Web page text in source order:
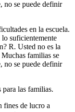
no se puede definir
en la escuela.
lo suficientemente
R. Usted no es la
Muchas familias se
no se puede definir
para las familias.
fines de lucro a